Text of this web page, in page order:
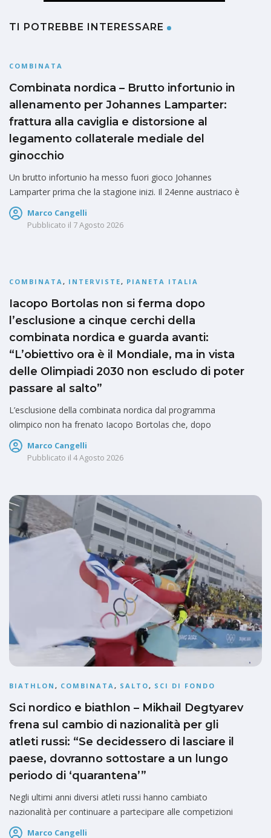
TI POTREBBE INTERESSARE
COMBINATA
Combinata nordica – Brutto infortunio in
allenamento per Johannes Lamparter:
frattura alla caviglia e distorsione al
legamento collaterale mediale del
ginocchio
Un brutto infortunio ha messo fuori gioco Johannes
Lamparter prima che la stagione inizi. Il 24enne austriaco è
Marco Cangelli
Pubblicato il 7 Agosto 2026
COMBINATA, INTERVISTE, PIANETA ITALIA
Iacopo Bortolas non si ferma dopo
l’esclusione a cinque cerchi della
combinata nordica e guarda avanti:
“L’obiettivo ora è il Mondiale, ma in vista
delle Olimpiadi 2030 non escludo di poter
passare al salto”
L’esclusione della combinata nordica dal programma
olimpico non ha frenato Iacopo Bortolas che, dopo
Marco Cangelli
Pubblicato il 4 Agosto 2026
BIATHLON , COMBINATA , SALTO, SCI DI FONDO
Sci nordico e biathlon – Mikhail Degtyarev
frena sul cambio di nazionalità per gli
atleti russi: “Se decidessero di lasciare il
paese, dovranno sottostare a un lungo
periodo di ‘quarantena’”
Negli ultimi anni diversi atleti russi hanno cambiato
nazionalità per continuare a partecipare alle competizioni
Marco Cangelli